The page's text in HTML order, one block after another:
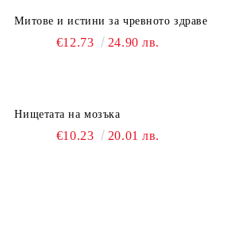
Митове и истини за чревното здраве
€12.73 24.90 лв.
Нищетата на мозъка
€10.23 20.01 лв.